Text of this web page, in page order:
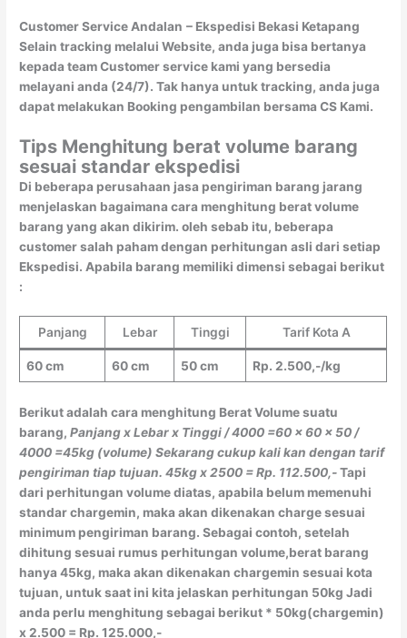
Customer Service Andalan – Ekspedisi Bekasi Ketapang
Selain tracking melalui Website, anda juga bisa bertanya
kepada team Customer service kami yang bersedia
melayani anda (24/7). Tak hanya untuk tracking, anda juga
dapat melakukan Booking pengambilan bersama CS Kami.
Tips Menghitung berat volume barang
sesuai standar ekspedisi
Di beberapa perusahaan jasa pengiriman barang jarang
menjelaskan bagaimana cara menghitung berat volume
barang yang akan dikirim. oleh sebab itu, beberapa
customer salah paham dengan perhitungan asli dari setiap
Ekspedisi. Apabila barang memiliki dimensi sebagai berikut
:
Panjang Lebar Tinggi Tarif Kota A
60 cm 60 cm 50 cm Rp. 2.500,-/kg
Berikut adalah cara menghitung Berat Volume suatu
barang,Panjang x Lebar x Tinggi / 4000 =60 x 60 x 50 /
4000 =45kg (volume) Sekarang cukup kali kan dengan tarif
pengiriman tiap tujuan. 45kg x 2500 = Rp. 112.500,-Tapi
dari perhitungan volume diatas, apabila belum memenuhi
standar chargemin, maka akan dikenakan charge sesuai
minimum pengiriman barang. Sebagai contoh, setelah
dihitung sesuai rumus perhitungan volume,berat barang
hanya 45kg, maka akan dikenakan chargemin sesuai kota
tujuan, untuk saat ini kita jelaskan perhitungan 50kg Jadi
anda perlu menghitung sebagai berikut * 50kg(chargemin)
x 2.500 = Rp. 125.000,-